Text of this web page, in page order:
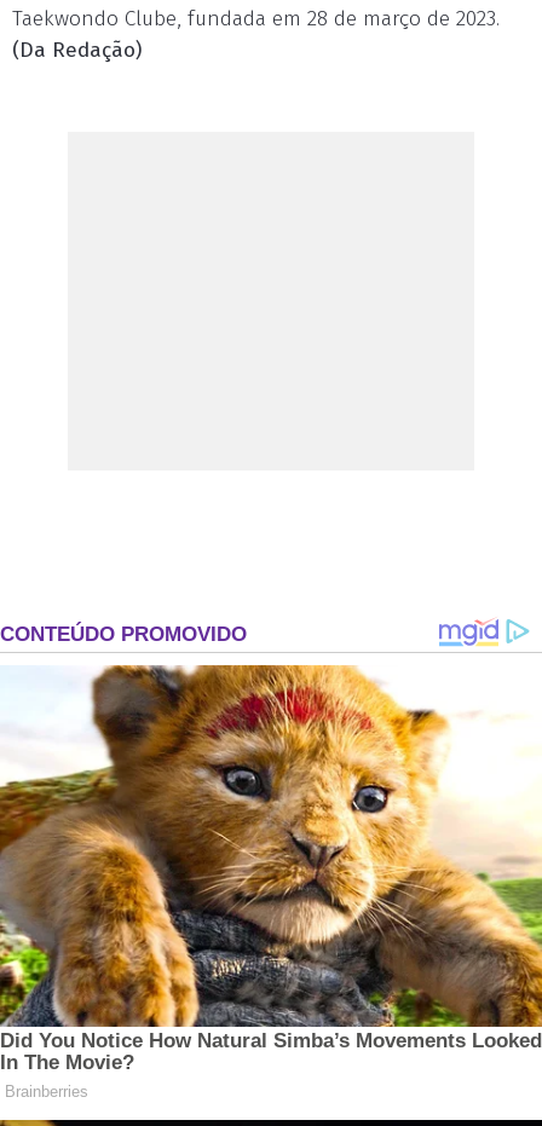
Taekwondo Clube, fundada em 28 de março de 2023.
(Da Redação)